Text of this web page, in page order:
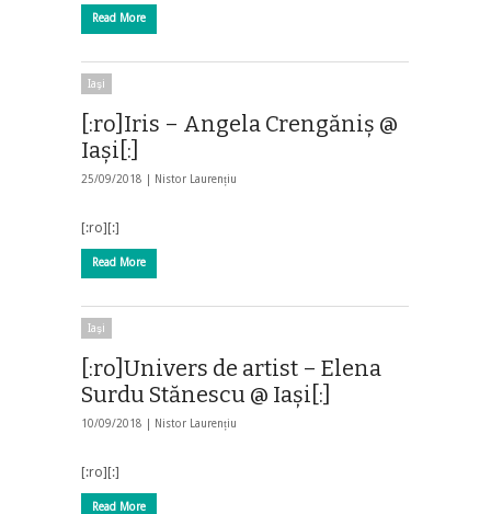
Read More
Iaşi
[:ro]Iris – Angela Crengăniș @
Iași[:]
25/09/2018 | Nistor Laurențiu
[:ro][:]
Read More
Iaşi
[:ro]Univers de artist – Elena
Surdu Stănescu @ Iași[:]
10/09/2018 | Nistor Laurențiu
[:ro][:]
Read More